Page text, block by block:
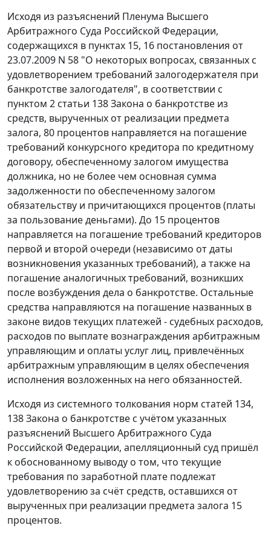
Исходя из разъяснений Пленума Высшего
Арбитражного Суда Российской Федерации,
содержащихся в пунктах 15, 16 постановления от
23.07.2009 N 58 "О некоторых вопросах, связанных с
удовлетворением требований залогодержателя при
банкротстве залогодателя", в соответствии с
пунктом 2 статьи 138Закона о банкротстве из
средств, вырученных от реализации предмета
залога, 80 процентов направляется на погашение
требований конкурсного кредитора по кредитному
договору, обеспеченному залогом имущества
должника, но не более чем основная сумма
задолженности по обеспеченному залогом
обязательству и причитающихся процентов (платы
за пользование деньгами). До 15 процентов
направляется на погашение требований кредиторов
первой и второй очереди (независимо от даты
возникновения указанных требований), а также на
погашение аналогичных требований, возникших
после возбуждения дела о банкротстве. Остальные
средства направляются на погашение названных в
законе видов текущих платежей - судебных расходов,
расходов по выплате вознаграждения арбитражным
управляющим и оплаты услуг лиц, привлечённых
арбитражным управляющим в целях обеспечения
исполнения возложенных на него обязанностей.
Исходя из системного толкования норм статей 134,
138Закона о банкротстве с учётом указанных
разъяснений Высшего Арбитражного Суда
Российской Федерации, апелляционный суд пришёл
к обоснованному выводу о том, что текущие
требования по заработной плате подлежат
удовлетворению за счёт средств, оставшихся от
вырученных при реализации предмета залога 15
процентов.